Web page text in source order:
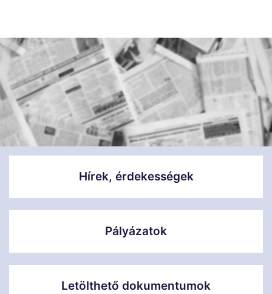
Hírek, érdekességek
Pályázatok
Letölthető dokumentumok